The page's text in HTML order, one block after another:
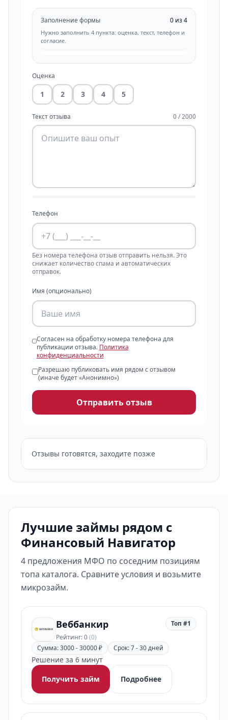
Заполнение формы 0 из 4
Нужно заполнить 4 пункта: оценка, текст, телефон и
согласие.
Оценка
1 2 3 4 5
Текст отзыва 0 / 2000
Телефон
Без номера телефона отзыв отправить нельзя. Это
снижает количество спама и автоматических
отправок.
Имя (опционально)
Согласен на обработку номера телефона для
публикации отзыва. Политика
конфиденциальности
Разрешаю публиковать имя рядом с отзывом
(иначе будет «Анонимно»)
Отправить отзыв
Отзывы готовятся, заходите позже
Лучшие займы рядом с
Финансовый Навигатор
4 предложения МФО по соседним позициям
топа каталога. Сравните условия и возьмите
микрозайм.
Веббанкир
Рейтинг: 0(0)
Топ #1
Сумма: 3000 - 30000 ₽ Срок: 7 - 30 дней
Решение за 6 минут
Получить займ
Подробнее